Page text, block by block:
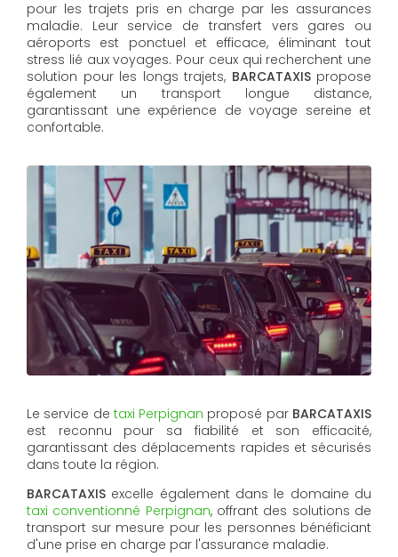
pour les trajets pris en charge par les assurances
maladie. Leur service de transfert vers gares ou
aéroports est ponctuel et efficace, éliminant tout
stress lié aux voyages. Pour ceux qui recherchent une
solution pour les longs trajets, BARCATAXISpropose
également un transport longue distance,
garantissant une expérience de voyage sereine et
confortable.
Le service de taxi Perpignan proposé par BARCATAXIS
est reconnu pour sa fiabilité et son efficacité,
garantissant des déplacements rapides et sécurisés
dans toute la région.
BARCATAXIS excelle également dans le domaine du
taxi conventionné Perpignan, offrant des solutions de
transport sur mesure pour les personnes bénéficiant
d'une prise en charge par l'assurance maladie.